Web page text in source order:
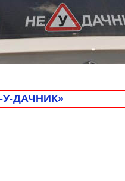
У-ДАЧНИК»